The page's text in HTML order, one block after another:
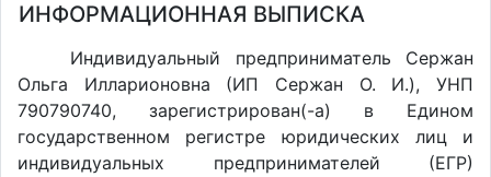
ИНФОРМАЦИОННАЯ ВЫПИСКА
Индивидуальный предприниматель Сержан
Ольга Илларионовна (ИП Сержан О. И.), УНП
790790740, зарегистрирован(-а) в Едином
государственном регистре юридических лиц и
индивидуальных предпринимателей (ЕГР)